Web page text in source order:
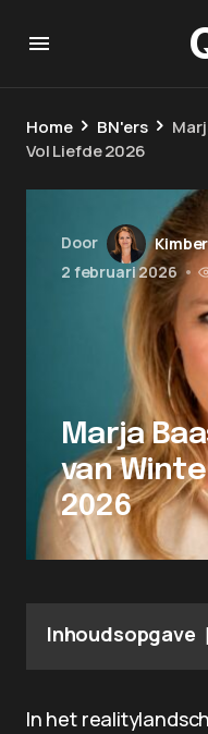
Home BN'ers
Vol Liefde 2026
Door
2 februari 2026 •
Marja
van
2026
Inhoudsopgave
In het